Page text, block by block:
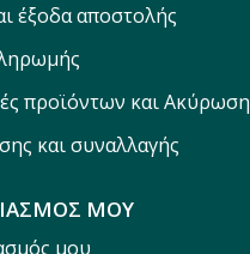
έξοδα αποστολής
προϊόντων και Ακύρωση
και συναλλαγής
ΜΟΥ
μου